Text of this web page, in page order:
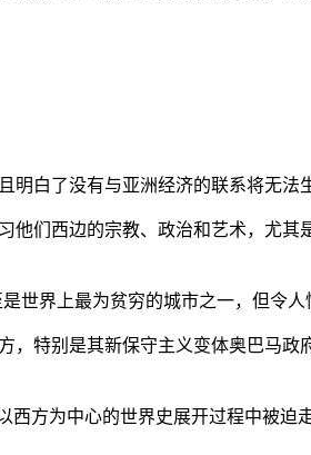
明白了没有与亚洲经济的联系将无法
他们西边的宗教、政治和艺术，尤
世界上最为贫穷的城市之一，但令
，特别是其新保守主义变体奥巴马
西方为中心的世界史展开过程中被